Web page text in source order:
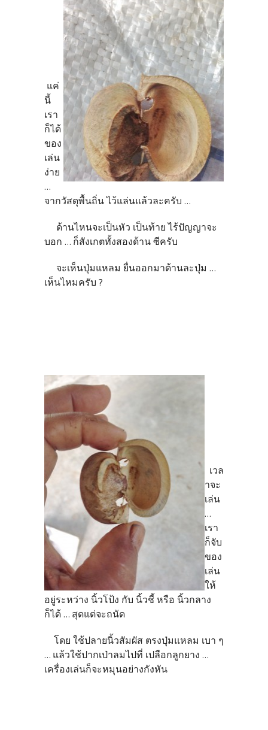
แค่
นี้
เรา
ก็ได้
ของ
เล่น
ง่าย
...
จากวัสดุพื้นถิ่น ไว้แล่นแล้วละครับ ...
ด้านไหนจะเป็นหัว เป็นท้าย ไร้ปัญญาจะ
บอก ... ก็สังเกตทั้งสองด้าน ซีครับ
จะเห็นปุ่มแหลม ยื่นออกมาด้านละปุ่ม ...
เห็นไหมครับ ?
เวล
าจะ
เล่น
...
เรา
ก็จับ
ของ
เล่น
ให้
อยู่ระหว่าง นิ้วโป้ง กับ นิ้วชี้ หรือ นิ้วกลาง
ก็ได้ ... สุดแต่จะถนัด
โดย ใช้ปลายนิ้วสัมผัส ตรงปุ่มแหลม เบา ๆ
... แล้วใช้ปากเป่าลมไปที่ เปลือกลูกยาง ...
เครื่องเล่นก็จะหมุนอย่างกังหัน